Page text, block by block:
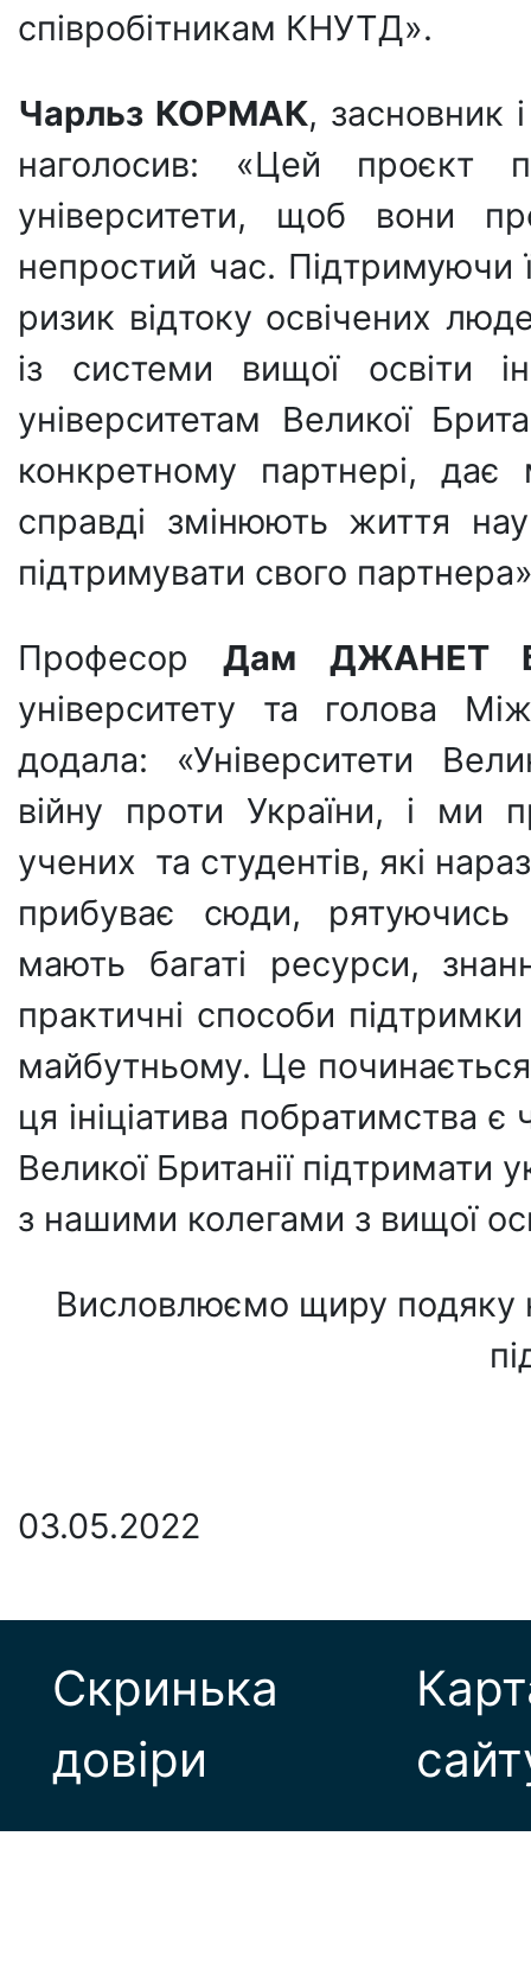
співробітникам КНУТД».
Чарльз КОРМАК, засновник
наголосив: «Цей проєкт
університети, щоб вони
непростий час. Підтримуючи
ризик відтоку освічених
із системи вищої освіти
університетам Великої
конкретному партнері,
справді змінюють життя
підтримувати свого
Професор Дам ДЖАНЕТ
університету та голова
додала: «Університети
війну проти України, і ми
учених та студентів, які
прибуває сюди, рятуючись
мають багаті ресурси,
практичні способи підтримки
майбутньому. Це починається
ця ініціатива побратимства
Великої Британії підтримати
з нашими колегами з вищої
Висловлюємо щиру подяку
03.05.2022
Скринька
довіри